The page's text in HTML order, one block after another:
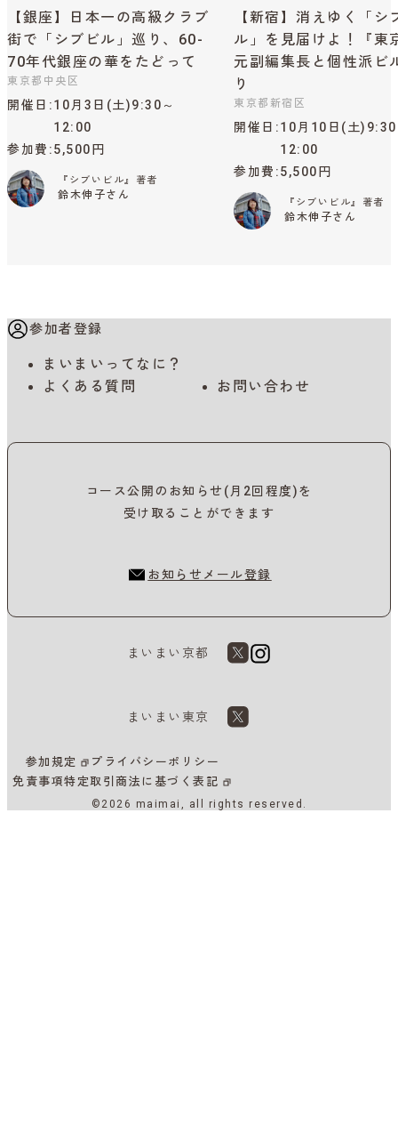
【銀座】日本一の高級クラブ
街で「シブビル」巡り、60-
70年代銀座の華をたどって
東京都中央区
開催日
10月3日(土)9:30～
12:00
参加費 5,500円
『シブいビル』著者
鈴木伸子さん
【新宿】消えゆく「シ
ル」を見届けよ！『東
元副編集長と個性派ビ
り
東京都新宿区
開催日
10月10日(土
12:00
参加費 5,500円
『シブいビル』著者
鈴木伸子さん
参加者登録
まいまいってなに？
よくある質問
お問い合わせ
コース公開のお知らせ(月2回程度)を
受け取ることができます
お知らせメール登録
まいまい京都
まいまい東京
参加規定
プライバシーポリシー
免責事項特定取引商法に基づく表記
©2026 maimai, all rights reserved.